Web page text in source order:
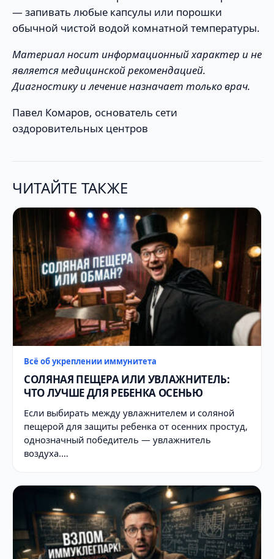
— запивать любые капсулы или порошки
обычной чистой водой комнатной температуры.
Материал носит информационный характер и не
является медицинской рекомендацией.
Диагностику и лечение назначает только врач.
Павел Комаров, основатель сети
оздоровительных центров
ЧИТАЙТЕ ТАКЖЕ
Всё об укреплении иммунитета
СОЛЯНАЯ ПЕЩЕРА ИЛИ УВЛАЖНИТЕЛЬ:
ЧТО ЛУЧШЕ ДЛЯ РЕБЕНКА ОСЕНЬЮ
Если выбирать между увлажнителем и соляной
пещерой для защиты ребенка от осенних простуд,
однозначный победитель — увлажнитель
воздуха.…